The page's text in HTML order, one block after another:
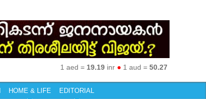
1 aed =19.19inr●1 aud =50.27inr●
HOME & LIFE EDITORIAL